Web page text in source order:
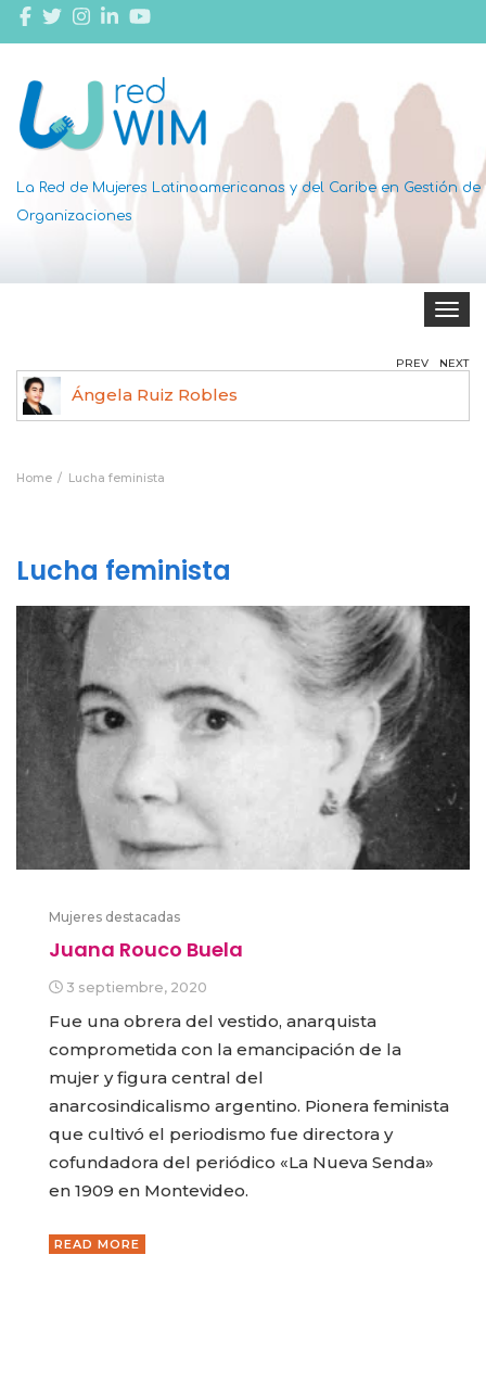
La Red de Mujeres Latinoamericanas y del Caribe en Gestión de
Organizaciones
Toggle
Ángela Ruiz Robles
PREV NEXT
Home Lucha feminista
Lucha feminista
Mujeres destacadas
Juana Rouco Buela
3 septiembre, 2020
Fue una obrera del vestido, anarquista
comprometida con la emancipación de la
mujer y figura central del
anarcosindicalismo argentino. Pionera feminista
que cultivó el periodismo fue directora y
cofundadora del periódico «La Nueva Senda»
en 1909 en Montevideo.
READ MORE